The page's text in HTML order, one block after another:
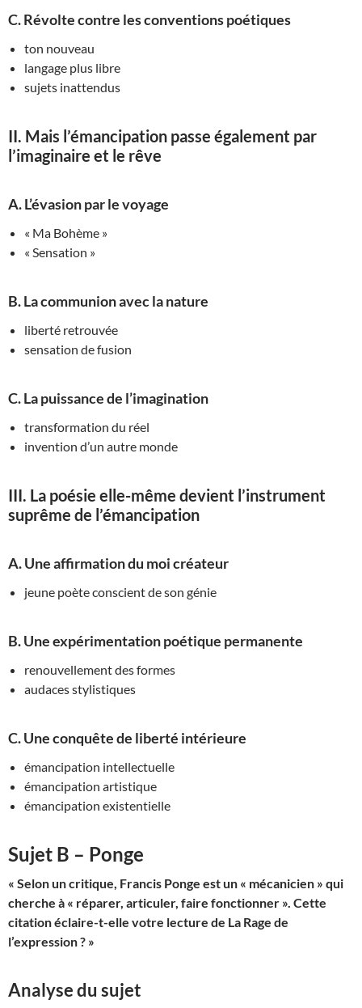
C. Révolte contre les conventions poétiques
ton nouveau
langage plus libre
sujets inattendus
II. Mais l’émancipation passe également par
l’imaginaire et le rêve
A. L’évasion par le voyage
« Ma Bohème »
« Sensation »
B. La communion avec la nature
liberté retrouvée
sensation de fusion
C. La puissance de l’imagination
transformation du réel
invention d’un autre monde
III. La poésie elle-même devient l’instrument
suprême de l’émancipation
A. Une affirmation du moi créateur
jeune poète conscient de son génie
B. Une expérimentation poétique permanente
renouvellement des formes
audaces stylistiques
C. Une conquête de liberté intérieure
émancipation intellectuelle
émancipation artistique
émancipation existentielle
Sujet B – Ponge
« Selon un critique, Francis Ponge est un « mécanicien » qui
cherche à « réparer, articuler, faire fonctionner ». Cette
citation éclaire-t-elle votre lecture de La Rage de
l’expression ? »
Analyse du sujet